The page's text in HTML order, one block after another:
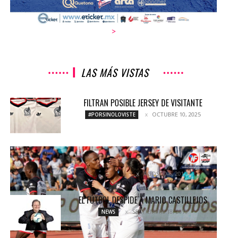
>
LAS MÁS VISTAS
FILTRAN POSIBLE JERSEY DE VISITANTE
#PORSINOLOVISTE OCTUBRE 10, 2025
PRIMERA VICTORIA EN CASA PARA LOS DE LA
JAURÍA
NOTICIAS AGOSTO 6, 2017
EL FÚTBOL DESPIDE A MARIO CASTILLEJOS
NEWS SEPTIEMBRE 18, 2019